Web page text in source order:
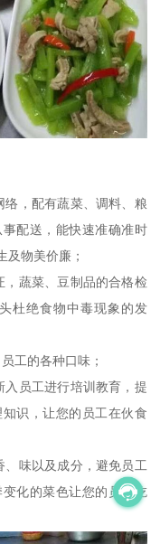
络，配有蔬菜、调料、粮
配送，能快速准确准时
及物美价廉；
，蔬菜、豆制品的合格检
杜绝食物中毒现象的发
工的各种口味；
入员工进行培训教育，提
识，让您的员工在伙食
、味以及成分，避免员工
化的菜色让您的员工吃